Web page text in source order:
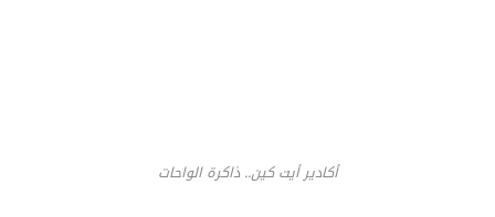
أكادير أيت كين.. ذاكرة الواحات